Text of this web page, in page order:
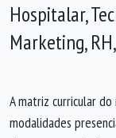
Hospitalar,
Marketing,
A matriz curricular
modalidades